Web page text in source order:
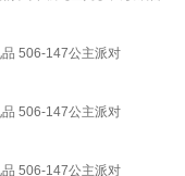
506-147公主派对
506-147公主派对
506-147公主派对